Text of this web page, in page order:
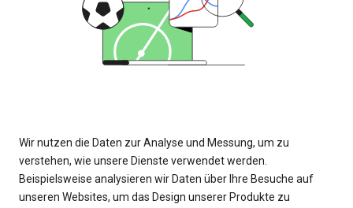
Wir nutzen die Daten zur Analyse und Messung, um zu
verstehen, wie unsere Dienste verwendet werden.
Beispielsweise analysieren wir Daten über Ihre Besuche auf
unseren Websites, um das Design unserer Produkte zu